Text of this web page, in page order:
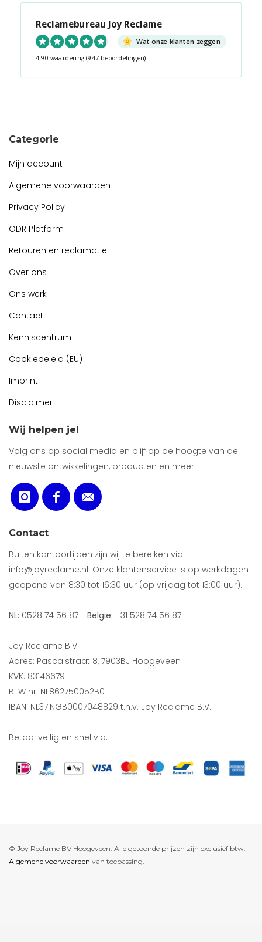
Reclamebureau Joy Reclame
Wat onze klanten zeggen
4.90 waardering (947 beoordelingen)
Categorie
Mijn account
Algemene voorwaarden
Privacy Policy
ODR Platform
Retouren en reclamatie
Over ons
Ons werk
Contact
Kenniscentrum
Cookiebeleid (EU)
Imprint
Disclaimer
Wij helpen je!
Volg ons op social media en blijf op de hoogte van de
nieuwste ontwikkelingen, producten en meer.
Contact
Buiten kantoortijden zijn wij te bereiken via
info@joyreclame.nl. Onze klantenservice is op werkdagen
geopend van 8:30 tot 16:30 uur (op vrijdag tot 13:00 uur).
NL: 0528 74 56 87 - België: +31 528 74 56 87
Joy Reclame B.V.
Adres: Pascalstraat 8, 7903BJ Hoogeveen
KVK: 83146679
BTW nr: NL862750052B01
IBAN: NL37INGB0007048829 t.n.v. Joy Reclame B.V.
Betaal veilig en snel via:
© Joy Reclame BV Hoogeveen. Alle getoonde prijzen zijn exclusief btw.
Algemene voorwaarden van toepassing.